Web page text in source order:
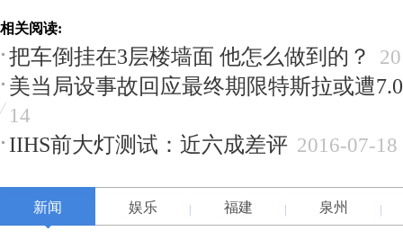
相关阅读:
把车倒挂在3层楼墙面 他怎么做到的？
美当局设事故回应最终期限特斯拉或遭
14
IIHS前大灯测试：近六成差评 2016-07-18
新闻 娱乐 福建 泉州